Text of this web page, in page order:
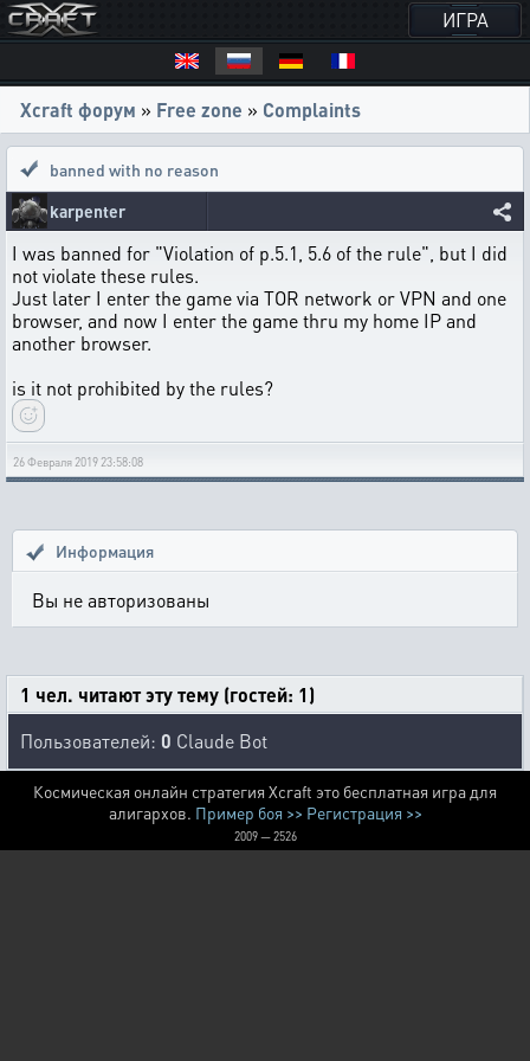
ИГРА
Xcraft форум » Free zone » Complaints
banned with no reason
karpenter
I was banned for "Violation of p.5.1, 5.6 of the rule", but I did
not violate these rules.
Just later I enter the game via TOR network or VPN and one
browser, and now I enter the game thru my home IP and
another browser.
is it not prohibited by the rules?
26 Февраля 2019 23:58:08
Информация
Вы не авторизованы
1 чел. читают эту тему (гостей: 1)
Пользователей: 0 Claude Bot
Космическая онлайн стратегия Xcraft это бесплатная игра для
алигархов. Пример боя >> Регистрация >>
2009 — 2526